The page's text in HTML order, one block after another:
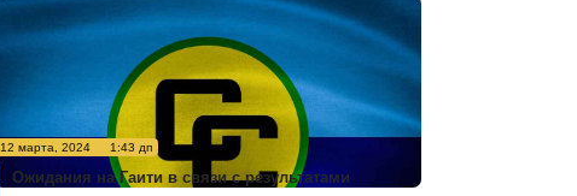
12 марта, 2024 1:43 дп
Ожидания на Гаити в связи с результатами